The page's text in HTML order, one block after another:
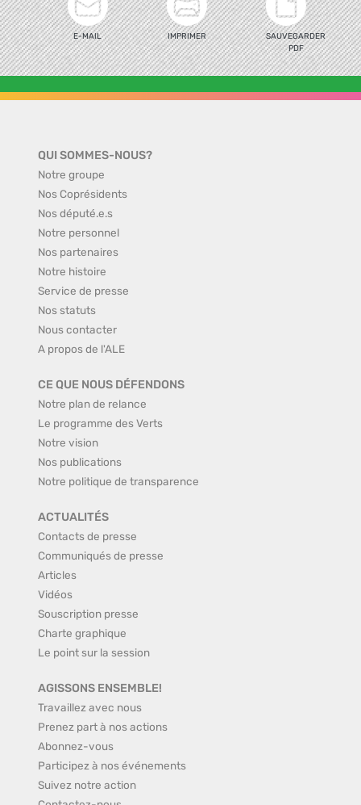
E-MAIL IMPRIMER
SAUVEGARDER
PDF
QUI SOMMES-NOUS?
Notre groupe
Nos Coprésidents
Nos député.e.s
Notre personnel
Nos partenaires
Notre histoire
Service de presse
Nos statuts
Nous contacter
A propos de l'ALE
CE QUE NOUS DÉFENDONS
Notre plan de relance
Le programme des Verts
Notre vision
Nos publications
Notre politique de transparence
ACTUALITÉS
Contacts de presse
Communiqués de presse
Articles
Vidéos
Souscription presse
Charte graphique
Le point sur la session
AGISSONS ENSEMBLE!
Travaillez avec nous
Prenez part à nos actions
Abonnez-vous
Participez à nos événements
Suivez notre action